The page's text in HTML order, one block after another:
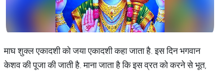
माघ शुक्ल एकादशी को जया एकादशी कहा जाता है. इस दिन भगवान
केशव की पूजा की जाती है. माना जाता है कि इस व्रत को करने से भूत,